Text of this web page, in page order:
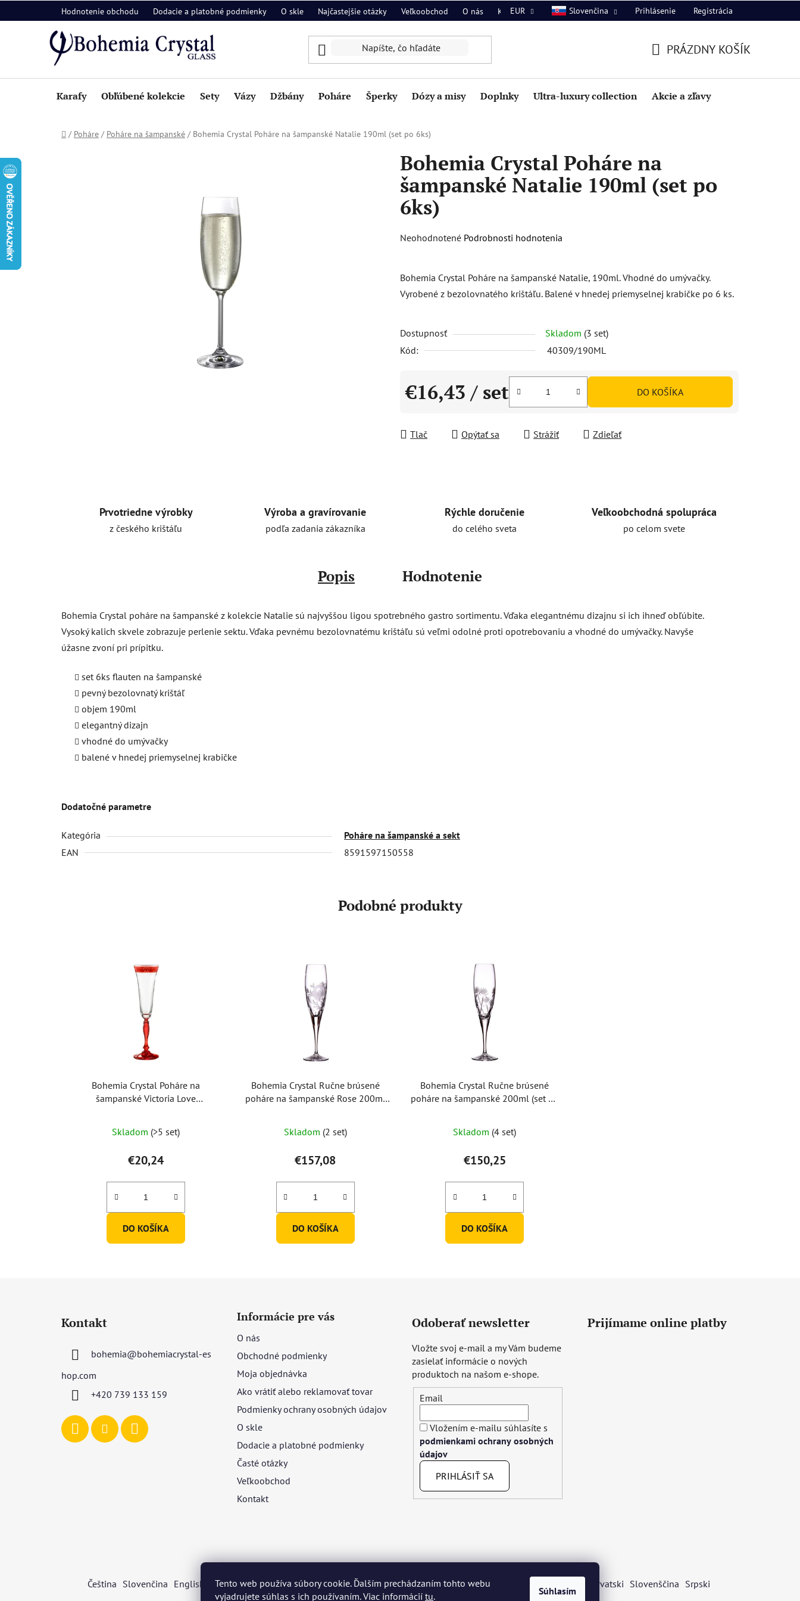
Tento web používa súbory cookie. Ďalším prechádzaním tohto webu
vyjadrujete súhlas s ich používaním. Viac informácií tu. Súhlasím
na
Hodnotenie obchodu Dodacie a platobné podmienky O skle Najčastejšie otázky Veľkoobchod O nás Kontakt
EUR Slovenčina Prihlásenie Registrácia
KOŠÍK
PRÁZDNY KOŠÍK
Karafy Obľúbené kolekcie Sety Vázy Džbány Poháre Šperky Dózy a misy Doplnky Ultra-luxury collection Akcie a zľavy
Domov
/ Poháre / Poháre na šampanské / Bohemia Crystal Poháre na šampanské Natalie 190ml (set po 6ks)
Bohemia Crystal Poháre na
šampanské Natalie 190ml (set po
6ks)
Priemerné
je
0,0
5
hviezdičiek.
Neohodnotené Podrobnosti hodnotenia
Bohemia Crystal Poháre na šampanské Natalie, 190ml. Vhodné do umývačky.
Vyrobené z bezolovnatého krištáľu. Balené v hnedej priemyselnej krabičke po 6 ks.
Dostupnosť Skladom (3 set)
Kód:
40309/190ML
€16,43 / set DO KOŠÍKA
Tlač Opýtať sa Strážiť Zdieľať
Prvotriedne výrobky
z českého krištáľu
Výroba a gravírovanie
podľa zadania zákazníka
Rýchle doručenie
do celého sveta
Veľkoobchodná spolupráca
po celom svete
Popis Hodnotenie
Bohemia Crystal poháre na šampanské z kolekcie Natalie sú najvyššou ligou spotrebného gastro sortimentu. Vďaka elegantnému dizajnu si ich ihneď obľúbite.
Vysoký kalich skvele zobrazuje perlenie sektu. Vďaka pevnému bezolovnatému krištáľu sú veľmi odolné proti opotrebovaniu a vhodné do umývačky. Navyše
úžasne zvoní pri prípitku.
set 6ks flauten na šampanské
pevný bezolovnatý krištáľ
objem 190ml
elegantný dizajn
vhodné do umývačky
balené v hnedej priemyselnej krabičke
Dodatočné parametre
Kategória
Poháre na šampanské a sekt
EAN
8591597150558
Podobné produkty
Bohemia Crystal Poháre na
šampanské Victoria Love
Skladom (>5 set)
€20,24
DO KOŠÍKA
Bohemia Crystal Ručne brúsené
poháre na šampanské Rose 200ml
Skladom (2 set)
€157,08
DO KOŠÍKA
Bohemia Crystal Ručne brúsené
poháre na šampanské 200ml (set po
Skladom (4 set)
€150,25
DO KOŠÍKA
Kontakt
bohemia@bohemiacrystal-es
hop.com
+420 739 133 159
Informácie pre vás
O nás
Obchodné podmienky
Moja objednávka
Ako vrátiť alebo reklamovať tovar
Podmienky ochrany osobných údajov
O skle
Dodacie a platobné podmienky
Časté otázky
Veľkoobchod
Kontakt
Odoberať newsletter
Vložte svoj e-mail a my Vám budeme
zasielať informácie o nových
produktoch na našom e-shope.
Email
Vložením e-mailu súhlasíte s
podmienkami ochrany osobných
údajov
PRIHLÁSIŤ SA
Prijímame online platby
Čeština Slovenčina English Deutsch Magyar Język polski Română Italiano Español Français Hrvatski Slovenščina Srpski
Nederlands Українська Ελληνικά